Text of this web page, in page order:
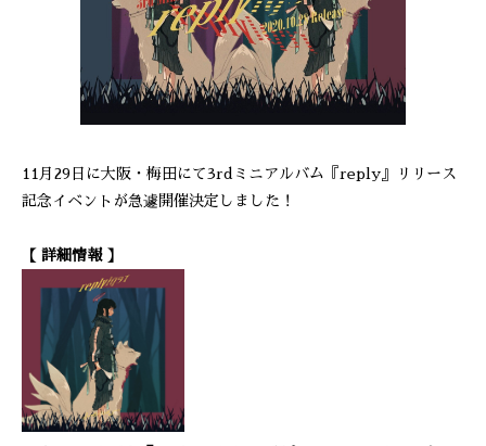
11月29日に大阪・梅田にて3rdミニアルバム『reply』リリース
記念イベントが急遽開催決定しました！
【 詳細情報 】